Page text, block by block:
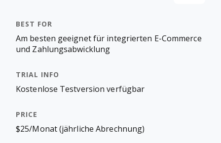
Am besten geeignet für integrierten E-Commerce
und Zahlungsabwicklung
Kostenlose Testversion verfügbar
$25/Monat (jährliche Abrechnung)